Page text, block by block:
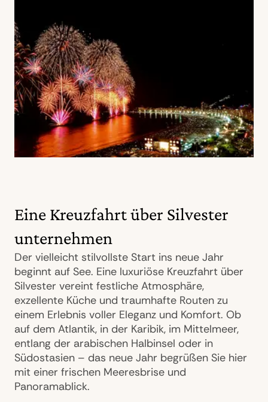
Eine Kreuzfahrt über Silvester
unternehmen
Der vielleicht stilvollste Start ins neue Jahr
beginnt auf See. Eine luxuriöse Kreuzfahrt über
Silvester vereint festliche Atmosphäre,
exzellente Küche und traumhafte Routen zu
einem Erlebnis voller Eleganz und Komfort. Ob
auf dem Atlantik, in der Karibik, im Mittelmeer,
entlang der arabischen Halbinsel oder in
Südostasien – das neue Jahr begrüßen Sie hier
mit einer frischen Meeresbrise und
Panoramablick.